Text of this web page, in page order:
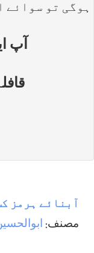
ہوگی تو سوائے
آپ
آبنائے ہرمز
مصنف: